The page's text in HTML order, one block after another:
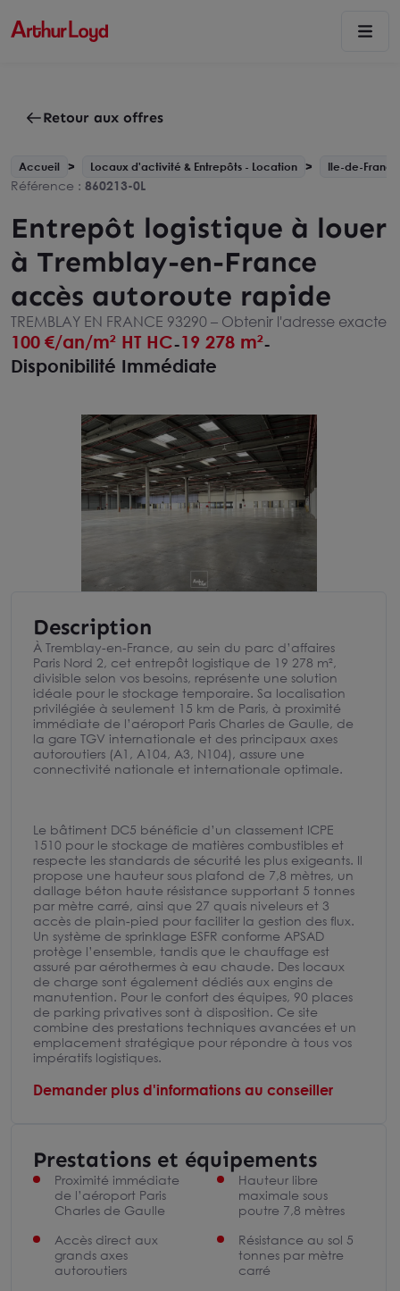
Retour aux offres
Accueil Locaux d'activité & Entrepôts - Location Ile-de-France
Référence : 860213-0L
Entrepôt logistique à louer
à Tremblay-en-France
accès autoroute rapide
TREMBLAY EN FRANCE 93290 – Obtenir l'adresse exacte
100 €/an/m² HT HC-19 278 m²-
Disponibilité Immédiate
Description
À Tremblay-en-France, au sein du parc d’affaires
Paris Nord 2, cet entrepôt logistique de 19 278 m²,
divisible selon vos besoins, représente une solution
idéale pour le stockage temporaire. Sa localisation
privilégiée à seulement 15 km de Paris, à proximité
immédiate de l’aéroport Paris Charles de Gaulle, de
la gare TGV internationale et des principaux axes
autoroutiers (A1, A104, A3, N104), assure une
connectivité nationale et internationale optimale.
Le bâtiment DC5 bénéficie d’un classement ICPE
1510 pour le stockage de matières combustibles et
respecte les standards de sécurité les plus exigeants. Il
propose une hauteur sous plafond de 7,8 mètres, un
dallage béton haute résistance supportant 5 tonnes
par mètre carré, ainsi que 27 quais niveleurs et 3
accès de plain-pied pour faciliter la gestion des flux.
Un système de sprinklage ESFR conforme APSAD
protège l’ensemble, tandis que le chauffage est
assuré par aérothermes à eau chaude. Des locaux
de charge sont également dédiés aux engins de
manutention. Pour le confort des équipes, 90 places
de parking privatives sont à disposition. Ce site
combine des prestations techniques avancées et un
emplacement stratégique pour répondre à tous vos
impératifs logistiques.
Demander plus d'informations au conseiller
Prestations et équipements
Proximité immédiate
de l’aéroport Paris
Charles de Gaulle
Accès direct aux
grands axes
autoroutiers
Hauteur libre
maximale sous
poutre 7,8 mètres
Résistance au sol 5
tonnes par mètre
carré